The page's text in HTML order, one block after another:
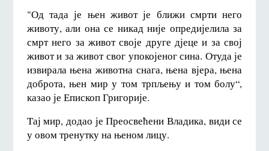
"Од тада је њен живот је ближи смрти него
животу, али она се никад није опредијелила за
смрт него за живот своје друге дјеце и за свој
живот и за живот свог упокојеног сина. Отуда је
извирала њена животна снага, њена вјера, њена
доброта, њен мир у том трпљењу и том болу“,
казао је Епископ Григорије.
Тај мир, додао је Преосвећени Владика, види се
у овом тренутку на њеном лицу.